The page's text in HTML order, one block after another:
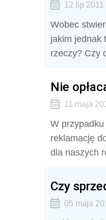
12 lip 2011
Wobec
jakim jednak
rzeczy? Czy
Nie
11 maja
W
reklamację
dla naszych
Czy
05 maja